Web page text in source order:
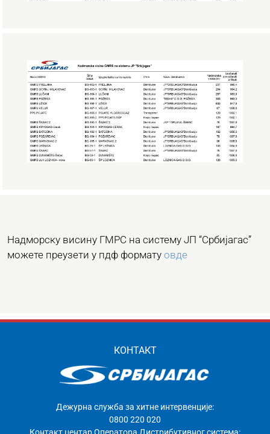
Надморску висину ГМРС на систему ЈП “Србијагас”
можете преузети у пдф формату овде
КОНТАКТ
Дежурна служба за хитне интервенције:
0800 220 020